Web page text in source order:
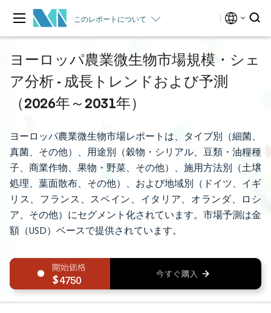
このレポートについて
ヨーロッパ農業微生物市場規模・シェ
ア分析 - 成長トレンドおよび予測
（2026年～2031年）
ヨーロッパ農業微生物市場レポートは、タイプ別（細菌、
真菌、その他）、用途別（穀物・シリアル、豆類・油糧種
子、商業作物、果物・野菜、その他）、施用方法別（土壌
処理、葉面散布、その他）、および地域別（ドイツ、イギ
リス、フランス、スペイン、イタリア、オランダ、ロシ
ア、その他）にセグメント化されています。市場予測は金
額（USD）ベースで提供されています。
4750